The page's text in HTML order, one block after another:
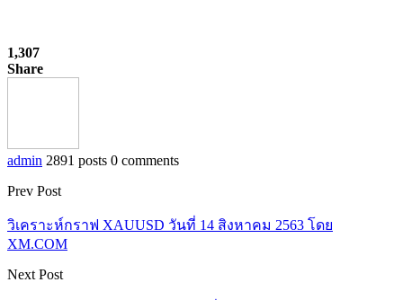
1,307
Share
admin 2891 posts 0 comments
Prev Post
วิเคราะห์กราฟ XAUUSD วันที่ 14 สิงหาคม 2563 โดย
XM.COM
Next Post